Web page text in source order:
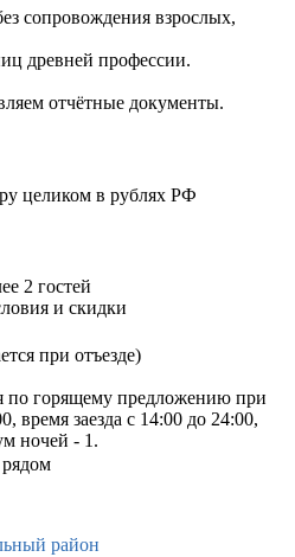
сопровождения взрослых,
древней профессии.
отчётные документы.
целиком в рублях РФ
2 гостей
и скидки
при отъезде)
по горящему предложению при
время заезда с 14:00 до 24:00,
ночей - 1.
район